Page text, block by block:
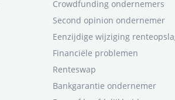
Crowdfunding ondernemers
Second opinion ondernemer
Eenzijdige wijziging
Financiële problemen
Renteswap
Bankgarantie ondernemer